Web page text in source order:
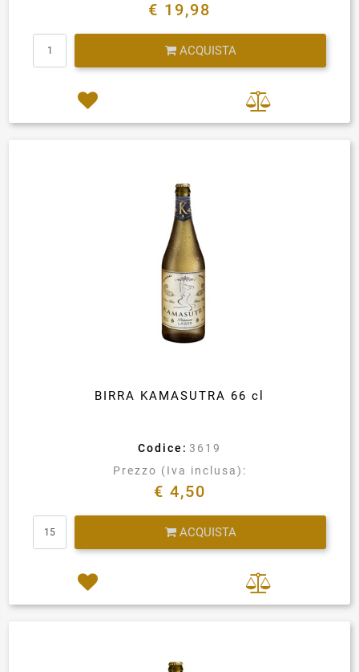
€ 19,98
ACQUISTA
BIRRA KAMASUTRA 66 cl
Codice: 3619
Prezzo (Iva inclusa):
€ 4,50
ACQUISTA